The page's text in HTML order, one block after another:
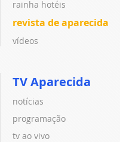
rainha hotéis
revista de aparecida
vídeos
TV Aparecida
notícias
programação
tv ao vivo